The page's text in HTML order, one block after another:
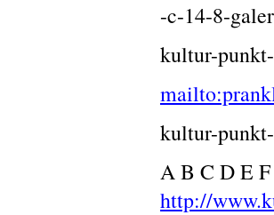
-c-14-8-
kultur-
kultur-
A B C D E
http://